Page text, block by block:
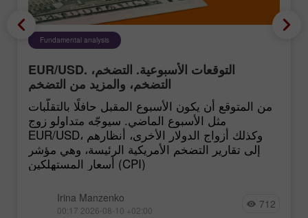
Fundamental analysis
EUR/USD. التوقعات الأسبوعية. التضخم،
التضخم، والمزيد من التضخم
من المتوقع أن يكون الأسبوع المقبل حافلًا بالتقلّبات
مثل الأسبوع الماضي. سيوجّه متداولو زوج
EUR/USD، وكذلك أزواج الدولار الأخرى، أنظارهم
إلى تقارير التضخم الأمريكية الرئيسة، وهي مؤشر
أسعار المستهلكين (CPI)
Irina Manzenko
00:17 2026-08-10 +02:00 712